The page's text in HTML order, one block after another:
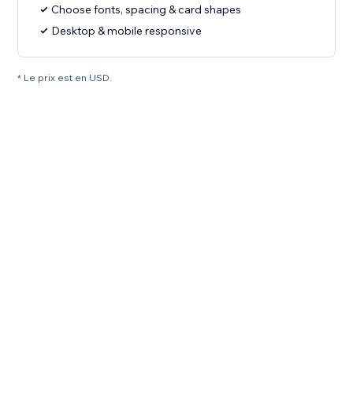
Choose fonts, spacing & card shapes
Desktop & mobile responsive
* Le prix est en USD.